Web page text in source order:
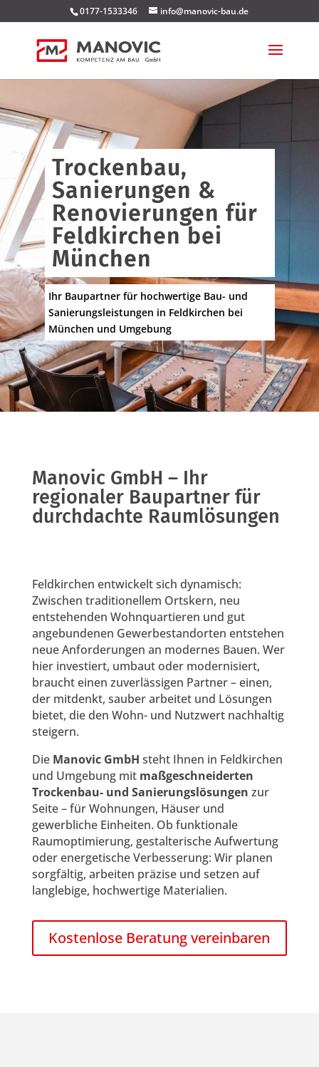
0177-1533346 info@manovic-bau.de
Trockenbau,
Sanierungen &
Renovierungen für
Feldkirchen bei
München
Ihr Baupartner für hochwertige Bau- und
Sanierungsleistungen in Feldkirchen bei
München und Umgebung
Manovic GmbH – Ihr
regionaler Baupartner für
durchdachte Raumlösungen
Feldkirchen entwickelt sich dynamisch:
Zwischen traditionellem Ortskern, neu
entstehenden Wohnquartieren und gut
angebundenen Gewerbestandorten entstehen
neue Anforderungen an modernes Bauen. Wer
hier investiert, umbaut oder modernisiert,
braucht einen zuverlässigen Partner – einen,
der mitdenkt, sauber arbeitet und Lösungen
bietet, die den Wohn- und Nutzwert nachhaltig
steigern.
Die Manovic GmbH steht Ihnen in Feldkirchen
und Umgebung mit maßgeschneiderten
Trockenbau- und Sanierungslösungen zur
Seite – für Wohnungen, Häuser und
gewerbliche Einheiten. Ob funktionale
Raumoptimierung, gestalterische Aufwertung
oder energetische Verbesserung: Wir planen
sorgfältig, arbeiten präzise und setzen auf
langlebige, hochwertige Materialien.
Kostenlose Beratung vereinbaren